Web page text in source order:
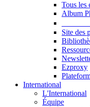
Tous les
Album
Site des
Ezproxy
International
L'International
Équipe